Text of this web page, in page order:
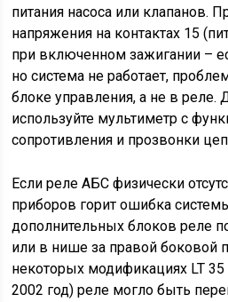
питания насоса или клапанов.
напряжения на контактах 15
при включенном зажигании –
но система не работает,
блоке управления, а не в реле.
используйте мультиметр с
сопротивления и прозвонки
Если реле АБС физически
приборов горит ошибка
дополнительных блоков реле
или в нише за правой боковой
некоторых модификациях LT
2002 год) реле могло быть